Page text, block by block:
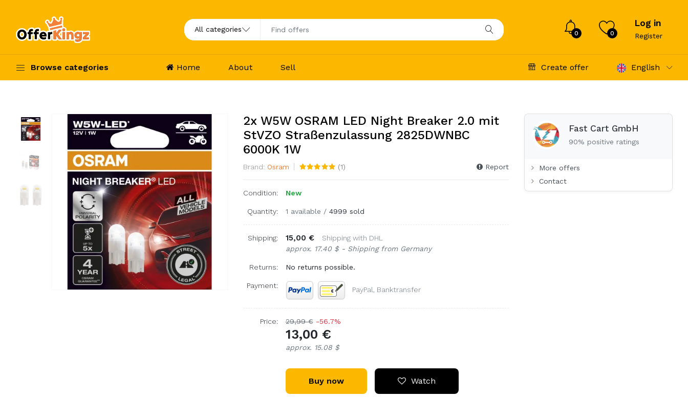
0 0
Log in
Register
Browse categories Home About Sell Create offer English
2x W5W OSRAM LED Night Breaker 2.0 mit
StVZO Straßenzulassung 2825DWNBC
6000K 1W
Brand: Osram (1) Report
Condition: New
Quantity: 1 available / 4999 sold
Shipping: 15,00 €
Shipping with DHL
approx. 17.40 $ - Shipping from Germany
Returns: No returns possible.
Payment: PayPal, Banktransfer
Price: 29,99 € -56.7%
13,00 €
approx. 15.08 $
Buy now Watch
Fast Cart GmbH
90% positive ratings
More offers
Contact